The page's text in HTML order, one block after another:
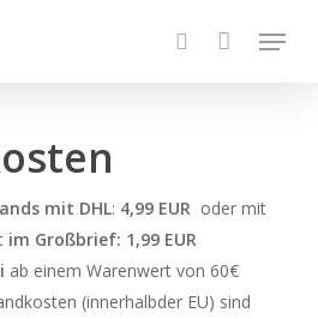
search
Menu
mit DHL: 4,99 EUR oder mit
im Großbrief: 1,99 EUR
ab einem Warenwert von 60€
(innerhalbder EU) sind